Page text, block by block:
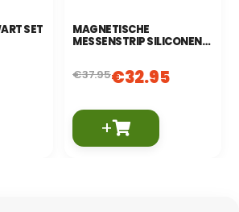
SET MAGNETISCHE
MESSENSTRIP SILICONEN
€37.95€32.95
+